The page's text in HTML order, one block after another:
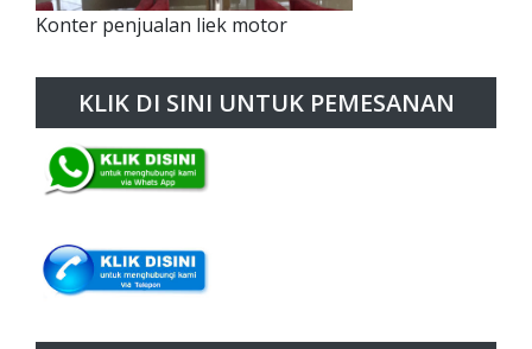
Konter penjualan liek motor
KLIK DI SINI UNTUK PEMESANAN